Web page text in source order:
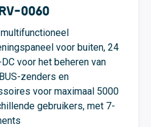
0060
voor buiten, 24
voor het beheren van
zenders en
voor maximaal 5000
gebruikers, met 7-